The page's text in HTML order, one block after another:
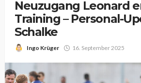
Neuzugang Leonard
Training – Personal-
Schalke
Ingo Krüger 16. September 2025